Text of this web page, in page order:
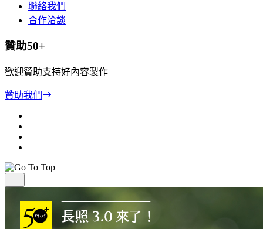
聯絡我們
合作洽談
贊助50+
歡迎贊助支持好內容製作
贊助我們